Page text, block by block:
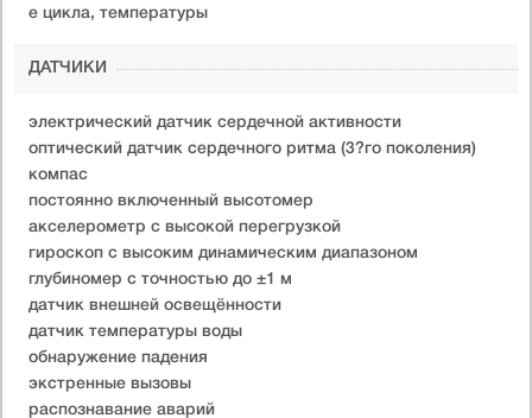
е цикла, температуры
ДАТЧИКИ
электрический датчик сердечной активности
оптический датчик сердечного ритма (3?го поколения)
компас
постоянно включенный высотомер
акселерометр c высокой перегрузкой
гироскоп с высоким динамическим диапазоном
глубиномер с точностью до ±1 м
датчик внешней освещённости
датчик температуры воды
обнаружение падения
экстренные вызовы
распознавание аварий